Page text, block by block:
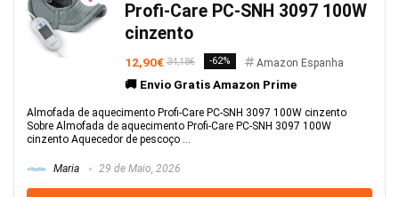
Profi-Care PC-SNH 3097 100W
cinzento
12,90€ 34,18€ -62% Amazon Espanha
🚚 Envio Gratis Amazon Prime
Almofada de aquecimento Profi-Care PC-SNH 3097 100W cinzento
Sobre Almofada de aquecimento Profi-Care PC-SNH 3097 100W
cinzento Aquecedor de pescoço ...
Maria 29 de Maio, 2026